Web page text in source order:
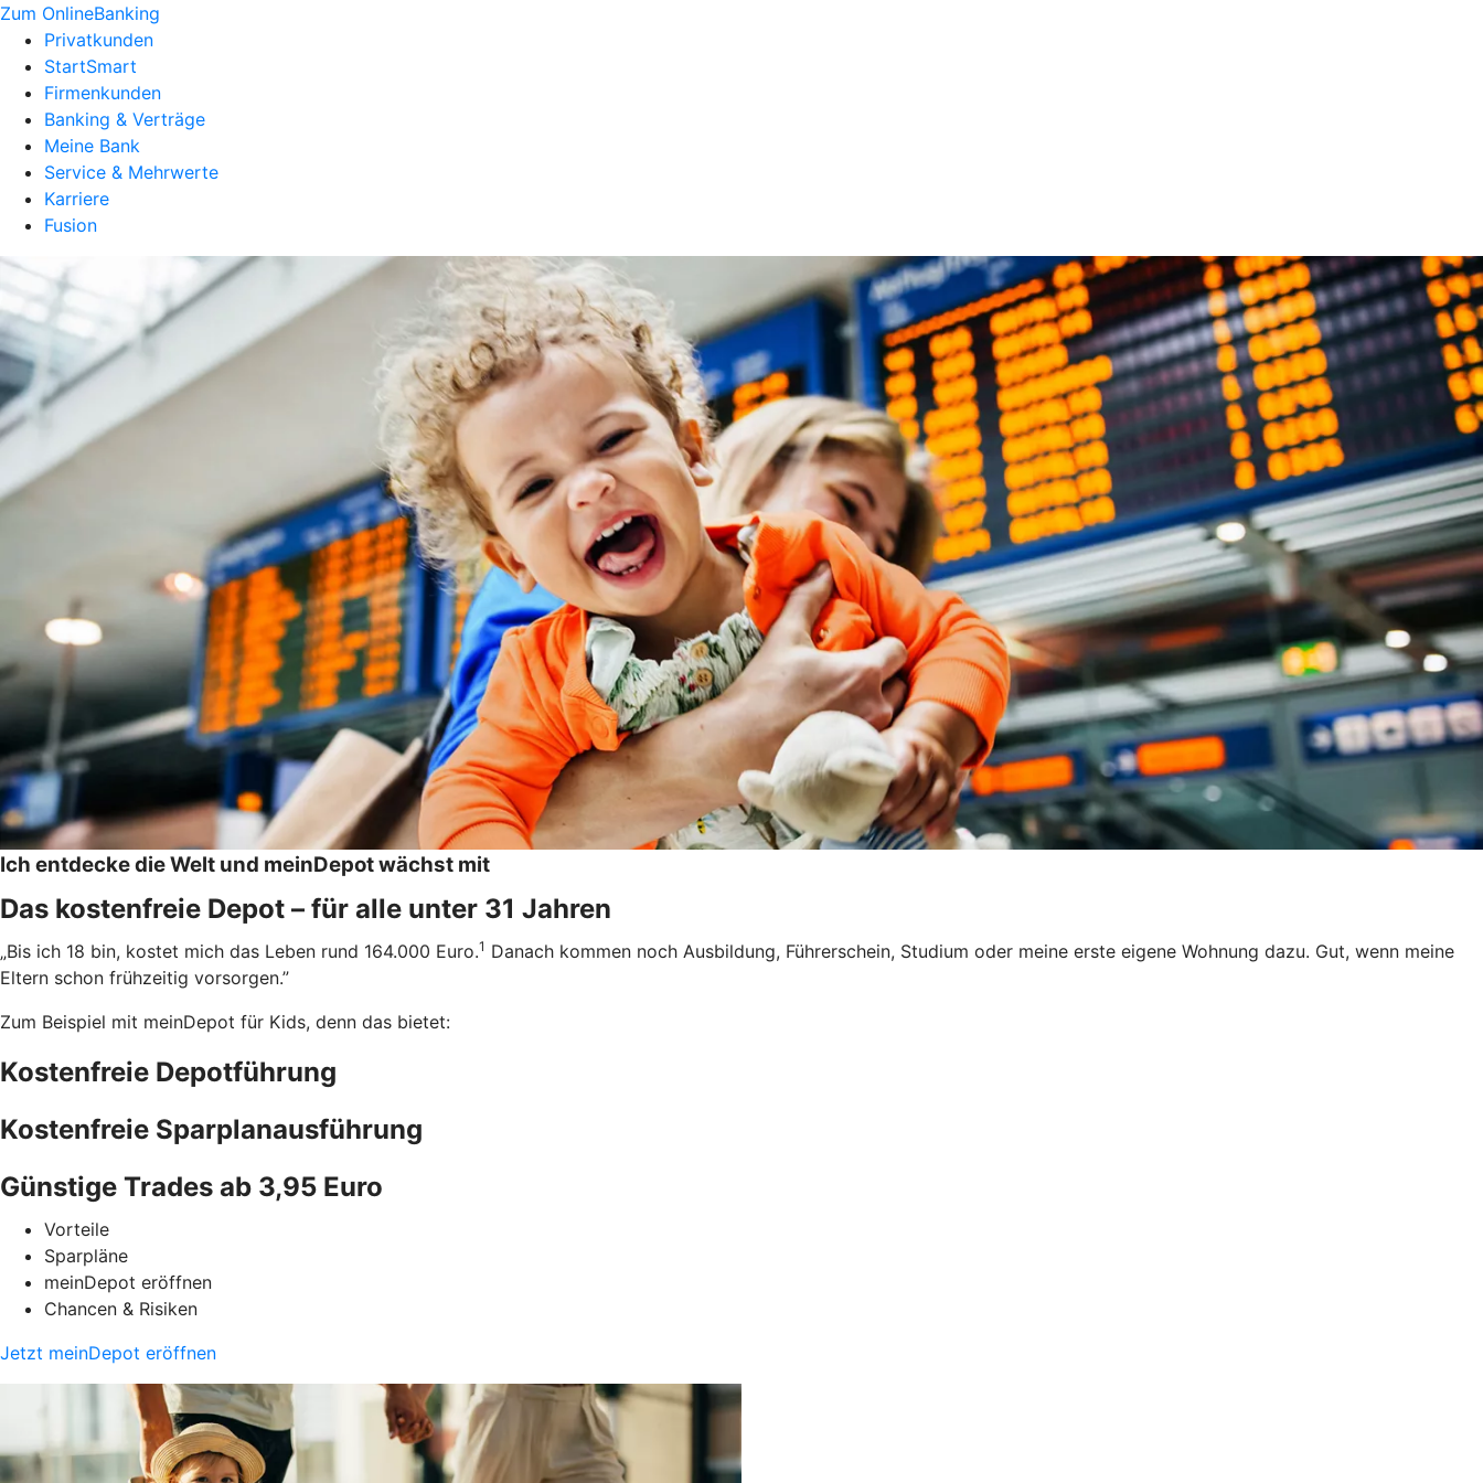
Zum OnlineBanking
Privatkunden
StartSmart
Firmenkunden
Banking & Verträge
Meine Bank
Service & Mehrwerte
Karriere
Fusion
Ich entdecke die Welt und meinDepot wächst mit
Das kostenfreie Depot – für alle unter 31 Jahren
„Bis ich 18 bin, kostet mich das Leben rund 164.000 Euro.1 Danach kommen noch Ausbildung, Führerschein, Studium oder meine erste eigene Wohnung dazu. Gut, wenn meine
Eltern schon frühzeitig vorsorgen.”
Zum Beispiel mit meinDepot für Kids, denn das bietet:
Kostenfreie Depotführung
Kostenfreie Sparplanausführung
Günstige Trades ab 3,95 Euro
Vorteile
Sparpläne
meinDepot eröffnen
Chancen & Risiken
Jetzt meinDepot eröffnen